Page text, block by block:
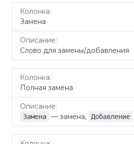
Замена
Слово для замены/добавления
Полная замена
Замена — замена, Добавление